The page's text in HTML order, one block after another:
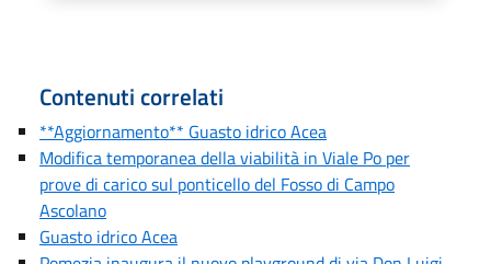
Contenuti correlati
**Aggiornamento** Guasto idrico Acea
Modifica temporanea della viabilità in Viale Po per
prove di carico sul ponticello del Fosso di Campo
Ascolano
Guasto idrico Acea